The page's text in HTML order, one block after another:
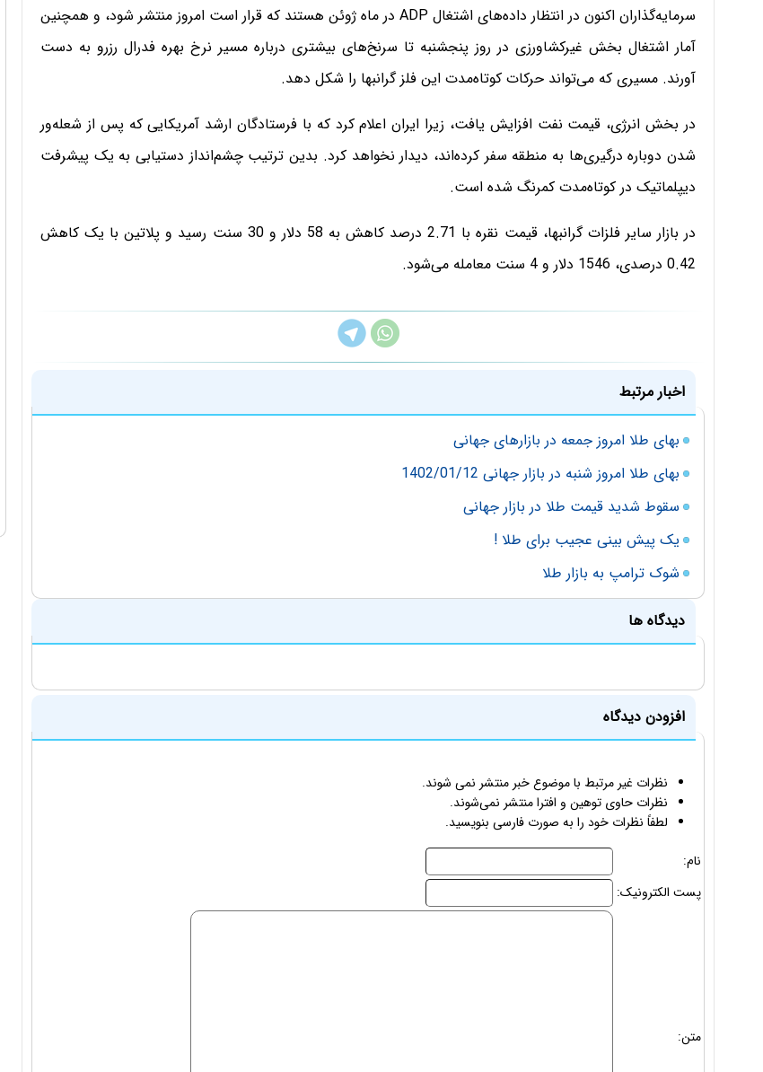
سرمایه‌گذاران اکنون در انتظار داده‌های اشتغال ADP در ماه ژوئن هستند که قرار است امروز منتشر شود، و همچنین
آمار اشتغال بخش غیرکشاورزی در روز پنجشنبه تا سرنخ‌های بیشتری درباره مسیر نرخ بهره فدرال رزرو به دست
آورند. مسیری که می‌تواند حرکات کوتاه‌مدت این فلز گرانبها را شکل دهد.
در بخش انرژی، قیمت نفت افزایش یافت، زیرا ایران اعلام کرد که با فرستادگان ارشد آمریکایی که پس از شعله‌ور
شدن دوباره درگیری‌ها به منطقه سفر کرده‌اند، دیدار نخواهد کرد. بدین ترتیب چشم‌انداز دستیابی به یک پیشرفت
دیپلماتیک در کوتاه‌مدت کمرنگ شده است.
در بازار سایر فلزات گرانبها، قیمت نقره با 2.71 درصد کاهش به 58 دلار و 30 سنت رسید و پلاتین با یک کاهش
0.42 درصدی، 1546 دلار و 4 سنت معامله می‌شود.
اخبار مرتبط
بهای طلا امروز جمعه در بازارهای جهانی
بهای طلا امروز شنبه در بازار جهانی 1402/01/12
سقوط شدید قیمت طلا در بازار جهانی
یک پیش بینی عجیب برای طلا !
شوک ترامپ به بازار طلا
دیدگاه ها
افزودن دیدگاه
نظرات غیر مرتبط با موضوع خبر منتشر نمی شوند.
نظرات حاوی توهین و افترا منتشر نمی‌شوند.
لطفاً نظرات خود را به صورت فارسی بنویسید.
نام:
پست الکترونیک:
متن: